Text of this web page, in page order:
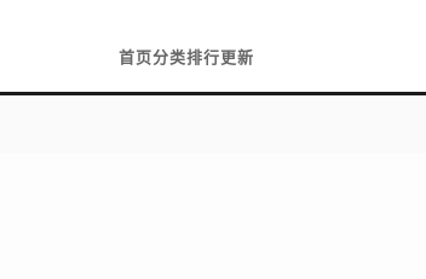
首页分类排行更新